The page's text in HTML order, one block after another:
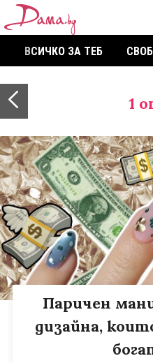
ВСИЧКО ЗА ТЕБ
1
Паричен
дизайна,